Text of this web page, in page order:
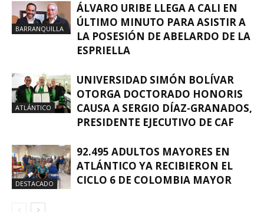
BARRANQUILLA
ÁLVARO URIBE LLEGA A CALI EN
ÚLTIMO MINUTO PARA ASISTIR A
LA POSESIÓN DE ABELARDO DE LA
ESPRIELLA
ATLÁNTICO
UNIVERSIDAD SIMÓN BOLÍVAR
OTORGA DOCTORADO HONORIS
CAUSA A SERGIO DÍAZ-GRANADOS,
PRESIDENTE EJECUTIVO DE CAF
DESTACADO
92.495 ADULTOS MAYORES EN
ATLÁNTICO YA RECIBIERON EL
CICLO 6 DE COLOMBIA MAYOR